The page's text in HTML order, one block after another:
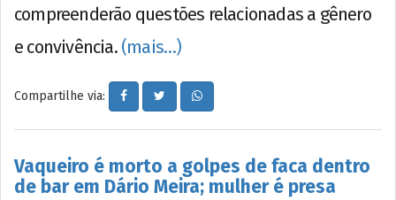
compreenderão questões relacionadas a gênero
e convivência. (mais…)
Compartilhe via:
Vaqueiro é morto a golpes de faca dentro
de bar em Dário Meira; mulher é presa